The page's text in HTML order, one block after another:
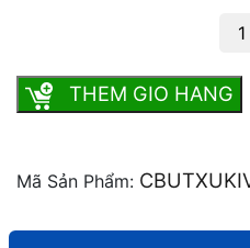
THEM GIO HANG
Mã Sản Phẩm: